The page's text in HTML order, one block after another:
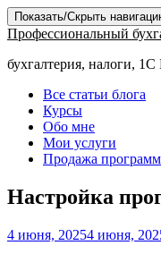
Показать/Скрыть
Профессиональный
бухгалтерия, налоги, 1С
Все статьи блога
Курсы
Обо мне
Мои услуги
Продажа
Настройка
4 июня, 20254 июня,